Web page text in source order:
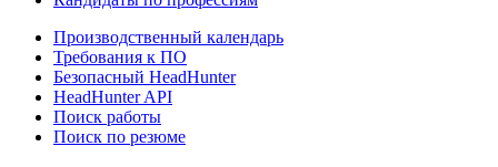
Производственный календарь
Требования к ПО
Безопасный HeadHunter
HeadHunter API
Поиск работы
Поиск по резюме